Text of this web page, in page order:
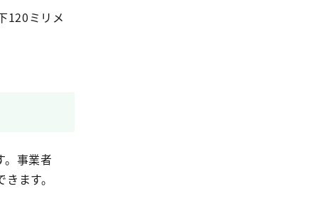
120ミリメ
。事業者
ます。